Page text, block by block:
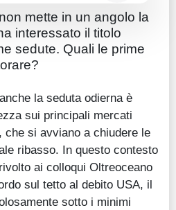
mette in un angolo la
interessato il titolo
sedute. Quali le prime
la seduta odierna è
sui principali mercati
che si avviano a chiudere le
ribasso. In questo contesto
ai colloqui Oltreoceano
sul tetto al debito USA, il
sotto i minimi